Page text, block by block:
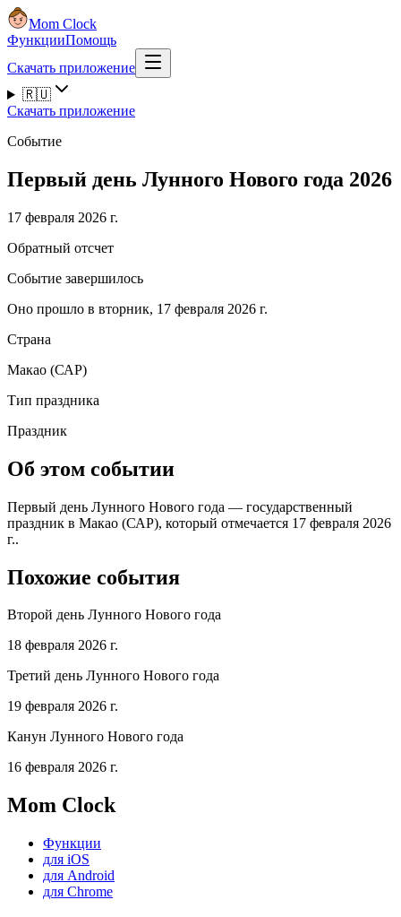
Mom Clock
ФункцииПомощь
Скачать приложение
🇷🇺
Скачать приложение
Событие
Первый день Лунного Нового года 2026
17 февраля 2026 г.
Обратный отсчет
Событие завершилось
Оно прошло в вторник, 17 февраля 2026 г.
Страна
Макао (САР)
Тип праздника
Праздник
Об этом событии
Первый день Лунного Нового года — государственный
праздник в Макао (САР), который отмечается 17 февраля 2026
г..
Похожие события
Второй день Лунного Нового года
18 февраля 2026 г.
Третий день Лунного Нового года
19 февраля 2026 г.
Канун Лунного Нового года
16 февраля 2026 г.
Mom Clock
Функции
для iOS
для Android
для Chrome